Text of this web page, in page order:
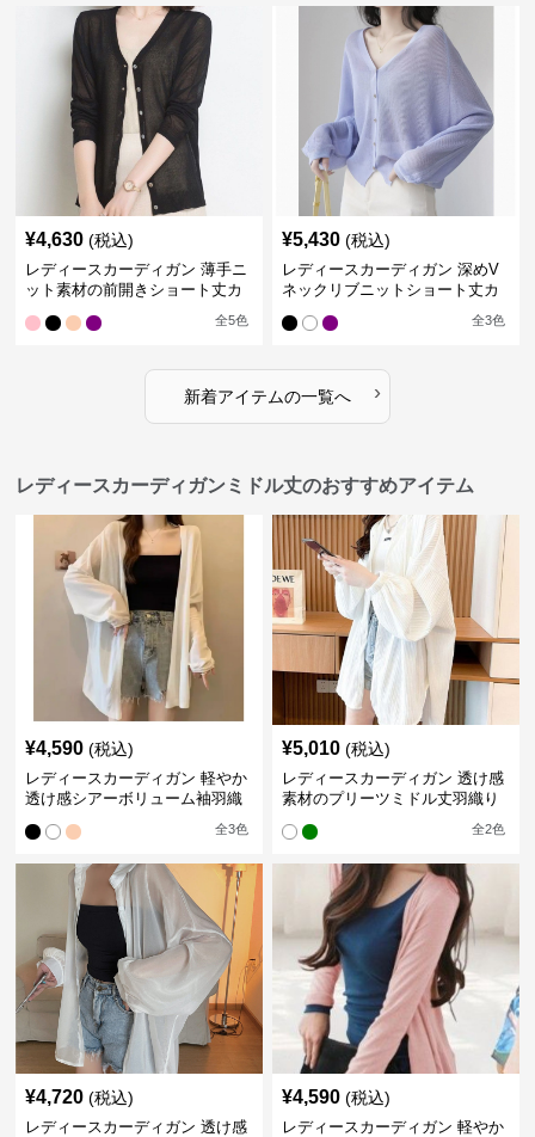
¥4,630 (税込)
レディースカーディガン 薄手ニ
ット素材の前開きショート丈カ
全5色
¥5,430 (税込)
レディースカーディガン 深めV
ネックリブニットショート丈カ
全3色
新着アイテムの一覧へ ›
レディースカーディガンミドル丈のおすすめアイテム
¥4,590 (税込)
レディースカーディガン 軽やか
透け感シアーボリューム袖羽織
全3色
¥5,010 (税込)
レディースカーディガン 透け感
素材のプリーツミドル丈羽織り
全2色
¥4,720 (税込)
レディースカーディガン 透け感
¥4,590 (税込)
レディースカーディガン 軽やか